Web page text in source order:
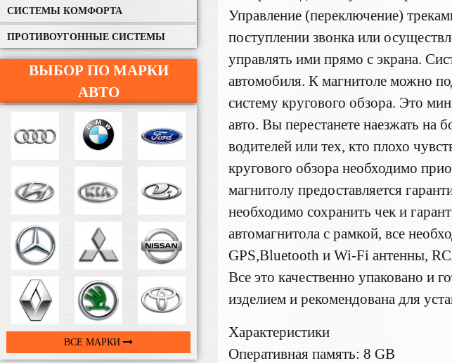
СИСТЕМЫ КОМФОРТА
ПРОТИВОУГОННЫЕ СИСТЕМЫ
ВЫБОР ПО МАРКИ
АВТО
ВСЕ МАРКИ
Управление (переключение)
поступлении звонка или
управлять ими прямо с экрана.
автомобиля. К магнитоле можно
систему кругового обзора. Это
авто. Вы перестанете наезжать
водителей или тех, кто плохо
кругового обзора необходимо
магнитолу предоставляется
необходимо сохранить чек и
автомагнитола с рамкой, все
GPS,Bluetooth и Wi-Fi антенны,
Все это качественно упаковано и
изделием и рекомендована для
Характеристики
Оперативная память: 8 GB